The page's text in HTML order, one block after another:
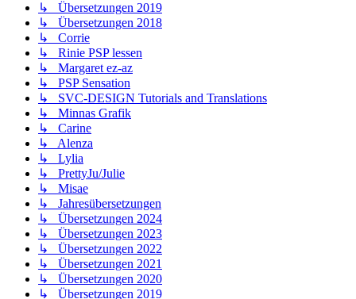
↳ Übersetzungen 2019
↳ Übersetzungen 2018
↳ Corrie
↳ Rinie PSP lessen
↳ Margaret ez-az
↳ PSP Sensation
↳ SVC-DESIGN Tutorials and Translations
↳ Minnas Grafik
↳ Carine
↳ Alenza
↳ Lylia
↳ PrettyJu/Julie
↳ Misae
↳ Jahresübersetzungen
↳ Übersetzungen 2024
↳ Übersetzungen 2023
↳ Übersetzungen 2022
↳ Übersetzungen 2021
↳ Übersetzungen 2020
↳ Übersetzungen 2019